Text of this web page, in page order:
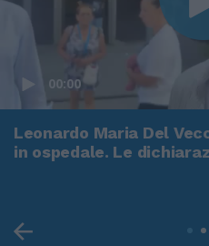
00:00
Leonardo Maria Del
in ospedale. Le